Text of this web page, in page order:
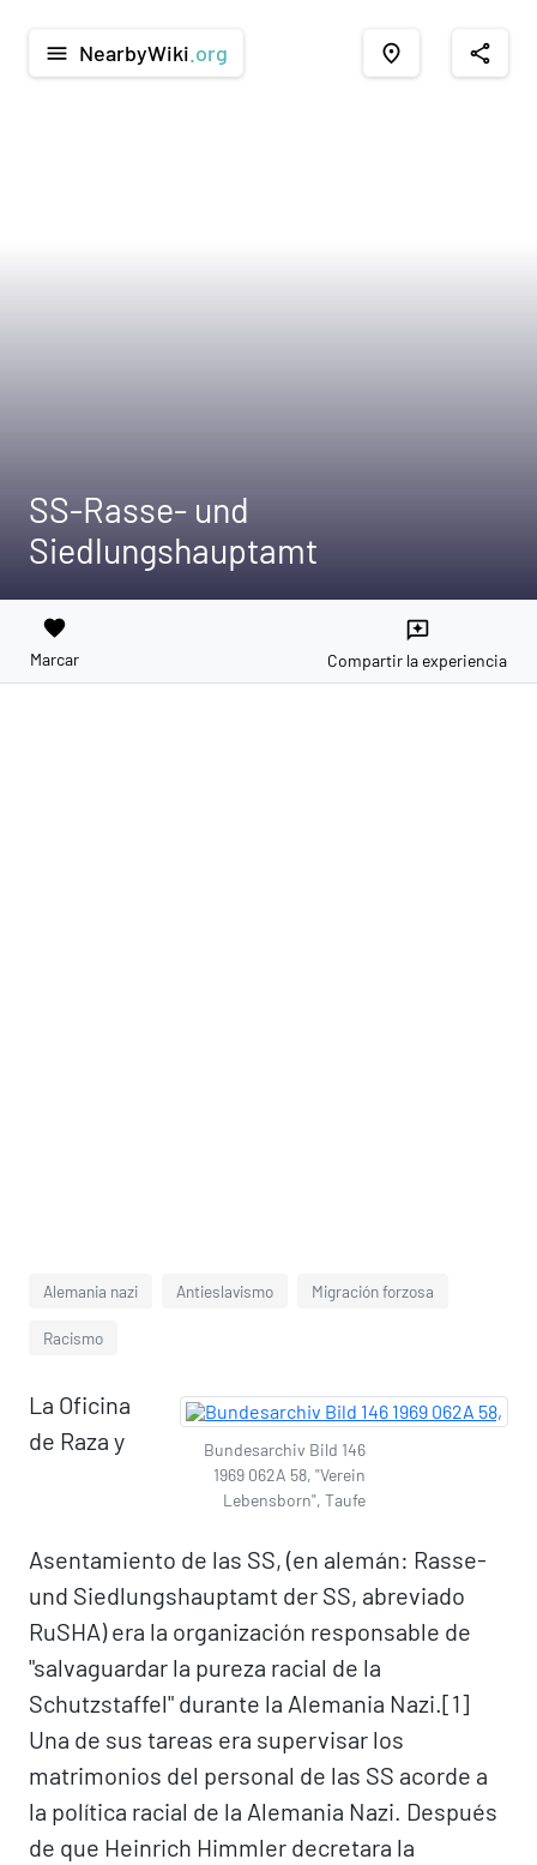
menu NearbyWiki .org place share
SS-Rasse- und
Siedlungshauptamt
favorite
Marcar
reviews
Compartir la experiencia
Alemania nazi Antieslavismo Migración forzosa
Racismo
Bundesarchiv Bild 146
1969 062A 58, "Verein
Lebensborn", Taufe
La Oficina
de Raza y
Asentamiento de las SS, (en alemán: Rasse-
und Siedlungshauptamt der SS, abreviado
RuSHA) era la organización responsable de
"salvaguardar la pureza racial de la
Schutzstaffel" durante la Alemania Nazi.[1]​
Una de sus tareas era supervisar los
matrimonios del personal de las SS acorde a
la política racial de la Alemania Nazi. Después
de que Heinrich Himmler decretara la